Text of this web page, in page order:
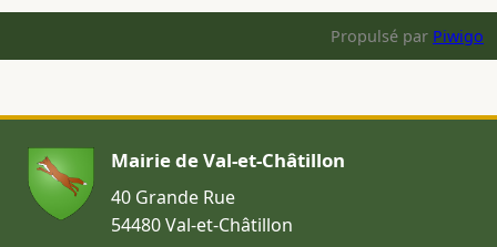
Propulsé par Piwigo
Mairie de Val-et-Châtillon
40 Grande Rue
54480 Val-et-Châtillon